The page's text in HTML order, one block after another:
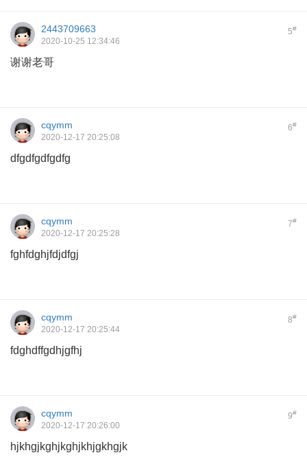
5#
2443709663
2020-10-25 12:34:46
谢谢老哥
6#
cqymm
2020-12-17 20:25:08
dfgdfgdfgdfg
7#
cqymm
2020-12-17 20:25:28
fghfdghjfdjdfgj
8#
cqymm
2020-12-17 20:25:44
fdghdffgdhjgfhj
9#
cqymm
2020-12-17 20:26:00
hjkhgjkghjkghjkhjgkhgjk